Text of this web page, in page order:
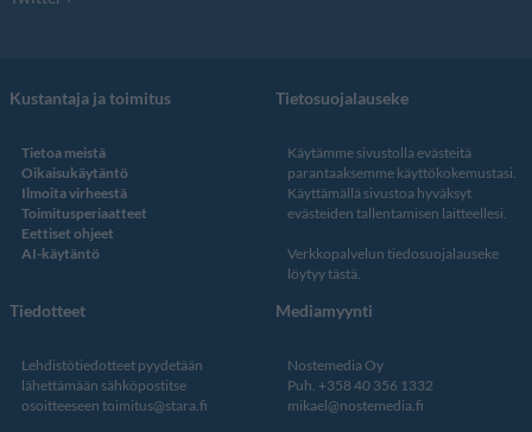
Kustantaja ja toimitus
Tietoa meistä
Oikaisukäytäntö
Ilmoita virheestä
Toimitusperiaatteet
Eettiset ohjeet
AI-käytäntö
Tietosuojalauseke
Käytämme sivustolla evästeitä
parantaaksemme käyttökokemustasi.
Käyttämällä sivustoa hyväksyt
evästeiden tallentamisen laitteellesi.
Verkkopalvelun tiedosuojalauseke
löytyy tästä
Tiedotteet
Lehdistötiedotteet pyydetään
lähettämään sähköpostitse
osoitteeseen toimitus@stara.fi
Mediamyynti
Nostemedia Oy
Puh. +358 40 356 1332
mikael@nostemedia.fi